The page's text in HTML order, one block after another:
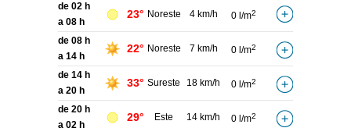
de 02 h
a 08 h
23° Noreste 4 km/h 0 l/m2
de 08 h
a 14 h
22° Noreste 7 km/h 0 l/m2
de 14 h
a 20 h
33° Sureste 18 km/h 0 l/m2
de 20 h
a 02 h
29° Este 14 km/h 0 l/m2